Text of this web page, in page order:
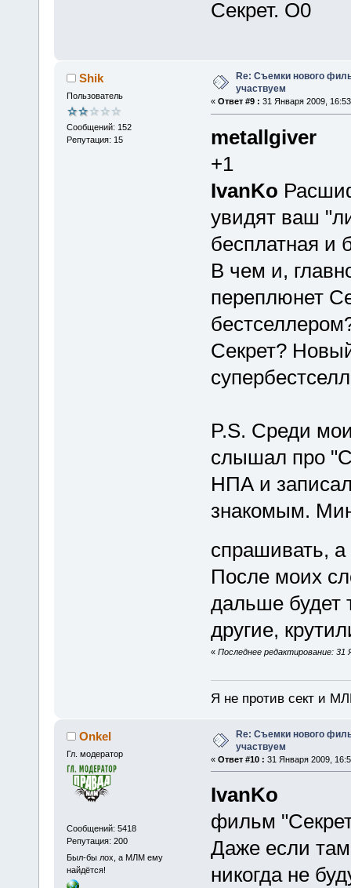
Секрет.
Shik
Пользователь
Сообщений: 152
Репутация: 15
Re: Съемки нового
участвуем
« Ответ #9 : 31 Января 2009,
metallgiver
+1
IvanKo
увидят ваш
бесплатная и
В чем и,
переплюнет
Секрет?
P.S. Среди
слышал про
НПА и
знакомым.
спрашивать,
После моих
дальше будет
другие,
« Последнее редактирование: 31
Я не против сект и
Onkel
Гл. модератор
Сообщений: 5418
Репутация: 200
Был-бы лох, а МЛМ ему
найдётся!
Re: Съемки нового
участвуем
« Ответ #10 : 31 Января 2009,
IvanKo
фильм
Даже если
никогда не